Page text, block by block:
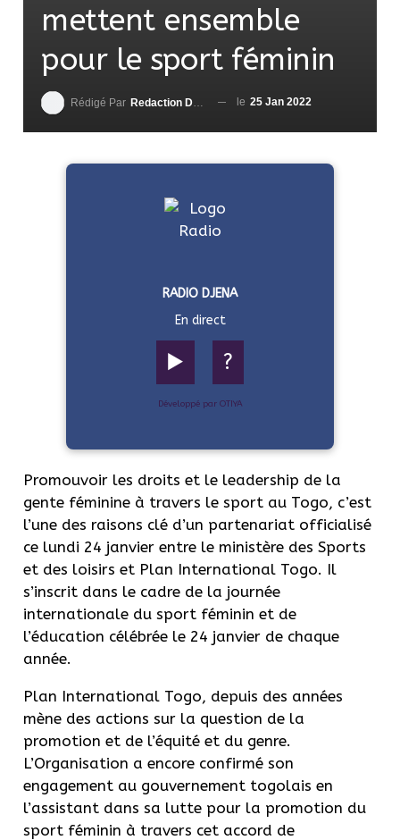
mettent ensemble
pour le sport féminin
Rédigé Par Redaction DjenaSport le 25 Jan 2022
RADIO DJENA
En direct
▶️ ?
Développé par OTIYA
Promouvoir les droits et le leadership de la
gente féminine à travers le sport au Togo, c’est
l’une des raisons clé d’un partenariat officialisé
ce lundi 24 janvier entre le ministère des Sports
et des loisirs et Plan International Togo. Il
s’inscrit dans le cadre de la journée
internationale du sport féminin et de
l’éducation célébrée le 24 janvier de chaque
année.
Plan International Togo, depuis des années
mène des actions sur la question de la
promotion et de l’équité et du genre.
L’Organisation a encore confirmé son
engagement au gouvernement togolais en
l’assistant dans sa lutte pour la promotion du
sport féminin à travers cet accord de